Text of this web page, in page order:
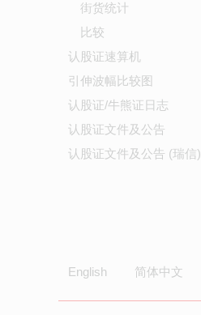
街货统计
比较
认股证速算机
引伸波幅比较图
认股证/牛熊证日志
认股证文件及公告
认股证文件及公告 (瑞信)
English 简体中文